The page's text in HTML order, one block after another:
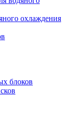
охлаждения
блоков